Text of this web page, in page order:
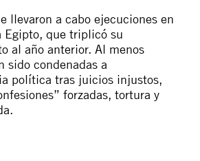
llevaron a cabo ejecuciones en
Egipto, que triplicó su
al año anterior. Al menos
sido condenadas a
política tras juicios injustos,
forzadas, tortura y